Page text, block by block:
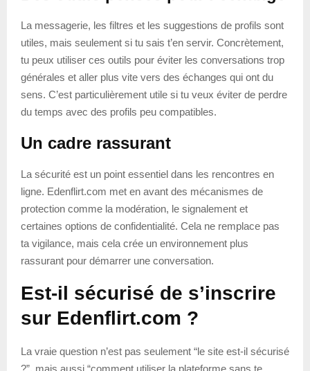
La messagerie, les filtres et les suggestions de profils sont
utiles, mais seulement si tu sais t’en servir. Concrètement,
tu peux utiliser ces outils pour éviter les conversations trop
générales et aller plus vite vers des échanges qui ont du
sens. C’est particulièrement utile si tu veux éviter de perdre
du temps avec des profils peu compatibles.
Un cadre rassurant
La sécurité est un point essentiel dans les rencontres en
ligne. Edenflirt.com met en avant des mécanismes de
protection comme la modération, le signalement et
certaines options de confidentialité. Cela ne remplace pas
ta vigilance, mais cela crée un environnement plus
rassurant pour démarrer une conversation.
Est-il sécurisé de s’inscrire
sur Edenflirt.com ?
La vraie question n’est pas seulement “le site est-il sécurisé
?”, mais aussi “comment utiliser la plateforme sans te